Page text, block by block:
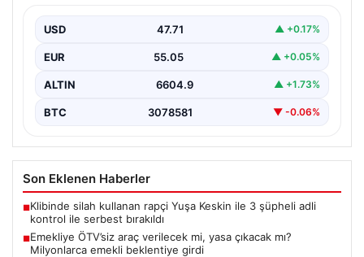
USD 47.71 ▲ +0.17%
EUR 55.05 ▲ +0.05%
ALTIN 6604.9 ▲ +1.73%
BTC 3078581 ▼ -0.06%
Son Eklenen Haberler
■Klibinde silah kullanan rapçi Yuşa Keskin ile 3 şüpheli adli
kontrol ile serbest bırakıldı
■Emekliye ÖTV’siz araç verilecek mi, yasa çıkacak mı?
Milyonlarca emekli beklentiye girdi